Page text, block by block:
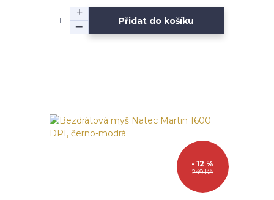
Přidat do košíku
249 Kč
- 12 %